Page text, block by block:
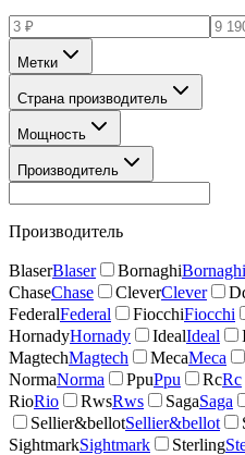
Метки
Страна производитель
Мощность
Производитель
Производитель
BlaserBlaser BornaghiBornaghi
ChaseChase CleverClever
FederalFederal FiocchiFiocchi
HornadyHornady IdealIdeal
MagtechMagtech MecaMeca
NormaNorma PpuPpu RcRc
RioRio RwsRws SagaSaga
Sellier&bellotSellier&bellot
SightmarkSightmark Sterling